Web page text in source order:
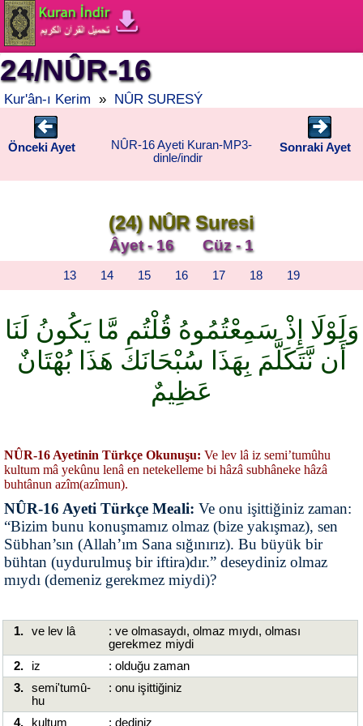
24/NÛR-16
Kur'ân-ı Kerim » NÛR SURESÝ
Önceki Ayet Sonraki Ayet
NÛR-16 Ayeti Kuran-MP3-
dinle/indir
(24) NÛR Suresi
Âyet - 16 Cüz - 1
13 14 15 16 17 18 19
وَلَوْلَا إِذْ سَمِعْتُمُوهُ قُلْتُم مَّا يَكُونُ لَنَا
أَن نَّتَكَلَّمَ بِهَذَا سُبْحَانَكَ هَذَا بُهْتَانٌ
عَظِيمٌ
NÛR-16 Ayetinin Türkçe Okunuşu: Ve lev lâ iz semi’tumûhu
kultum mâ yekûnu lenâ en netekelleme bi hâzâ subhâneke hâzâ
buhtânun azîm(azîmun).
NÛR-16 Ayeti Türkçe Meali: Ve onu işittiğiniz zaman:
“Bizim bunu konuşmamız olmaz (bize yakışmaz), sen
Sübhan’sın (Allah’ım Sana sığınırız). Bu büyük bir
bühtan (uydurulmuş bir iftira)dır.” deseydiniz olmaz
mıydı (demeniz gerekmez miydi)?
1. ve lev lâ
: ve olmasaydı, olmaz mıydı, olması
gerekmez miydi
2.
iz
: olduğu zaman
3.
semi'tumû-
hu
: onu işittiğiniz
4. kultum : dediniz